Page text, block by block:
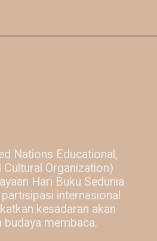
Nations Educational,
Cultural Organization)
Hari Buku Sedunia
internasional
kesadaran akan
budaya membaca.